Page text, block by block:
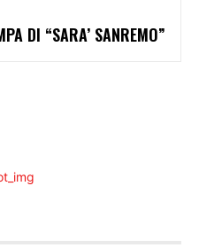
DI “SARA’ SANREMO”